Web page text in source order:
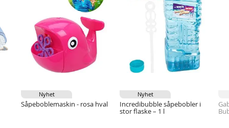
Såpeboblemaskin - rosa hval
Nyhet
Incredibubble såpebobler i
stor flaske – 1 l
Nyhet